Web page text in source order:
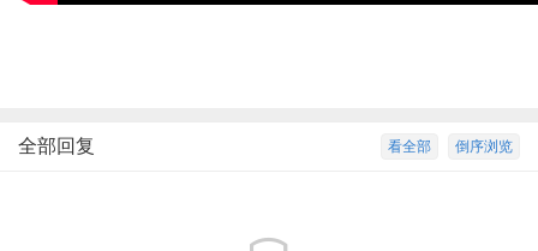
倒序浏览
看全部
全部回复